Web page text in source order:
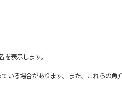
表示します。
る場合があります。また、これらの魚